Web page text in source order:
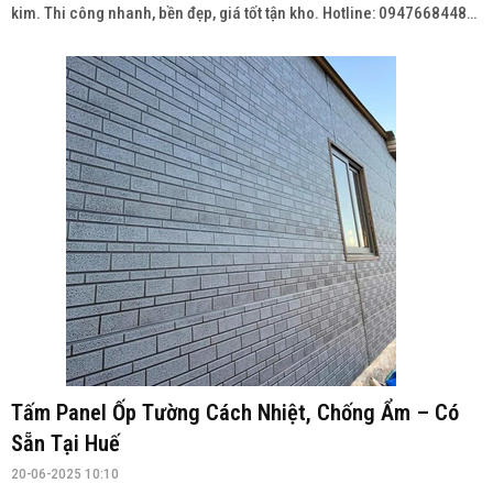
kim. Thi công nhanh, bền đẹp, giá tốt tận kho. Hotline: 0947668448
Tấm Panel Ốp Tường Cách Nhiệt, Chống Ẩm – Có
Sẵn Tại Huế
20-06-2025 10:10